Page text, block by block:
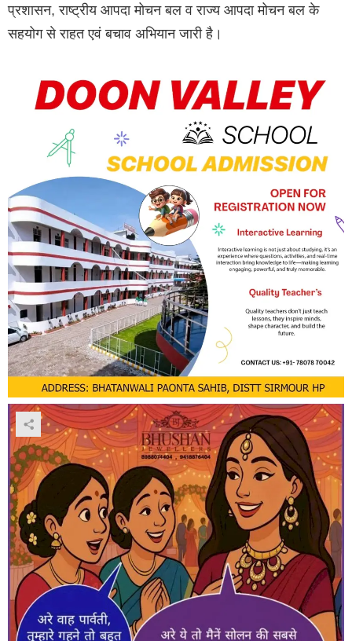
प्रशासन, राष्ट्रीय आपदा मोचन बल व राज्य आपदा मोचन बल के
सहयोग से राहत एवं बचाव अभियान जारी है।